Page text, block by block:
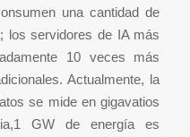
una cantidad de
los servidores de IA más
10 veces más
Actualmente, la
se mide en gigavatios
GW de energía es